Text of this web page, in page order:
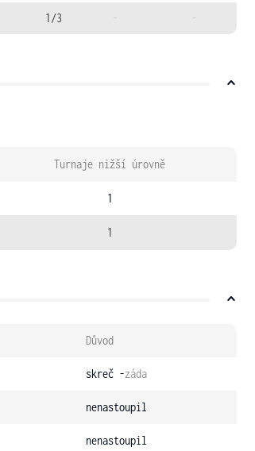
1/3 - -
Turnaje nižší úrovně
1
1
Důvod
skreč -záda
nenastoupil
nenastoupil